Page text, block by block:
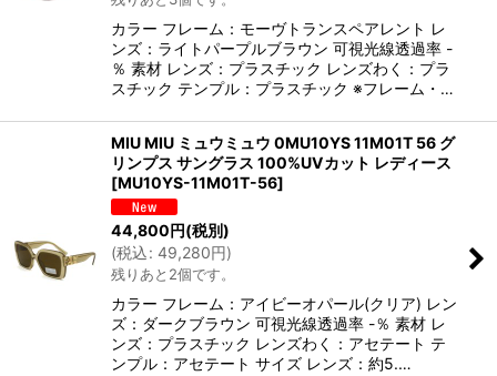
カラー フレーム：モーヴトランスペアレント レ
ンズ：ライトパープルブラウン 可視光線透過率 -
％ 素材 レンズ：プラスチック レンズわく：プラ
スチック テンプル：プラスチック ※フレーム・…
MIU MIU ミュウミュウ 0MU10YS 11M01T 56 グ
リンプス サングラス 100%UVカット レディース
[MU10YS-11M01T-56]
44,800円(税別)
(税込: 49,280円)
残りあと2個です。
カラー フレーム：アイビーオパール(クリア) レン
ズ：ダークブラウン 可視光線透過率 -％ 素材 レ
ンズ：プラスチック レンズわく：アセテート テ
ンプル：アセテート サイズ レンズ：約5.…